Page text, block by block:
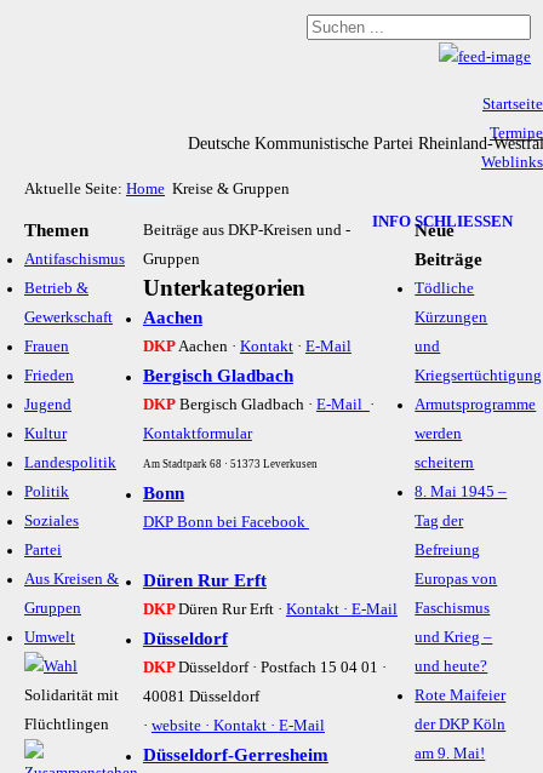
Deutsche Kommunistische Partei Rheinland-
Startseite
Termine
Weblinks
Impressum & Datenschutz
Aktuelle Seite: Home Kreise & Gruppen
Themen
Antifaschismus
Betrieb &
Gewerkschaft
Frauen
Frieden
Jugend
Kultur
Landespolitik
Politik
Soziales
Partei
Aus Kreisen &
Gruppen
Umwelt
Solidarität mit
Flüchtlingen
Beiträge aus DKP-Kreisen und -
Gruppen
Unterkategorien
Aachen
DKPAachen · Kontakt· E-Mail
Bergisch Gladbach
DKPBergisch Gladbach · E-Mail ·
Kontaktformular
Am Stadtpark 68 · 51373 Leverkusen
Bonn
DKP Bonn bei Facebook
Düren Rur Erft
DKPDüren Rur Erft · Kontakt · E-Mail
Düsseldorf
DKPDüsseldorf · Postfach 15 04 01 ·
40081 Düsseldorf
· website · Kontakt · E-Mail
Düsseldorf-Gerresheim
INFO SCHLIESSEN
Neue
Beiträge
Tödliche
Kürzungen
und
Kriegsertüchtigung
Armutsprogramme
werden
scheitern
8. Mai 1945 –
Tag der
Befreiung
Europas von
Faschismus
und Krieg –
und heute?
Rote Maifeier
der DKP Köln
am 9. Mai!